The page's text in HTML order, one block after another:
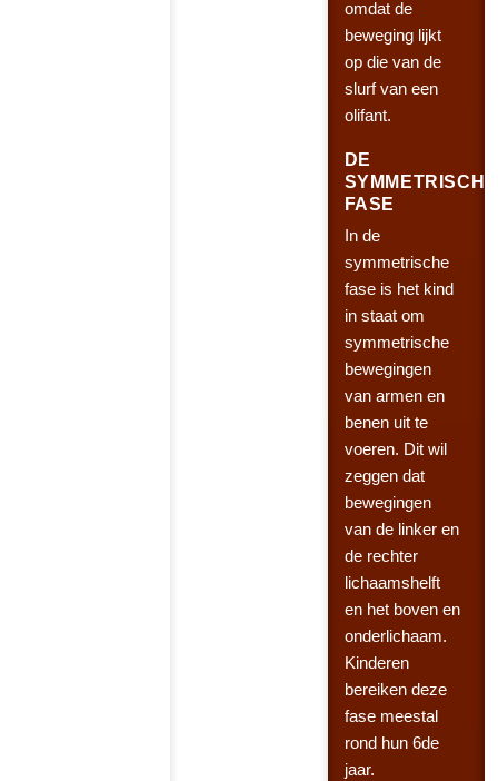
omdat de
beweging lijkt
op die van de
slurf van een
olifant.
DE
SYMMETRISCHE
FASE
In de
symmetrische
fase is het kind
in staat om
symmetrische
bewegingen
van armen en
benen uit te
voeren. Dit wil
zeggen dat
bewegingen
van de linker en
de rechter
lichaamshelft
en het boven en
onderlichaam.
Kinderen
bereiken deze
fase meestal
rond hun 6de
jaar.